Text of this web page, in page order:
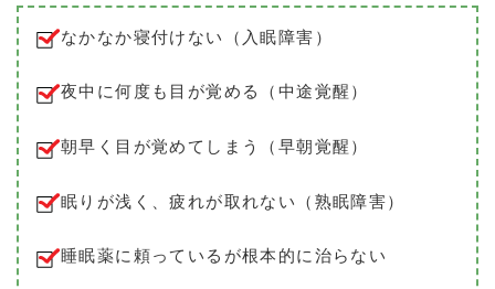
なかなか寝付けない（入眠障害）
夜中に何度も目が覚める（中途覚醒）
朝早く目が覚めてしまう（早朝覚醒）
眠りが浅く、疲れが取れない（熟眠障害）
睡眠薬に頼っているが根本的に治らない